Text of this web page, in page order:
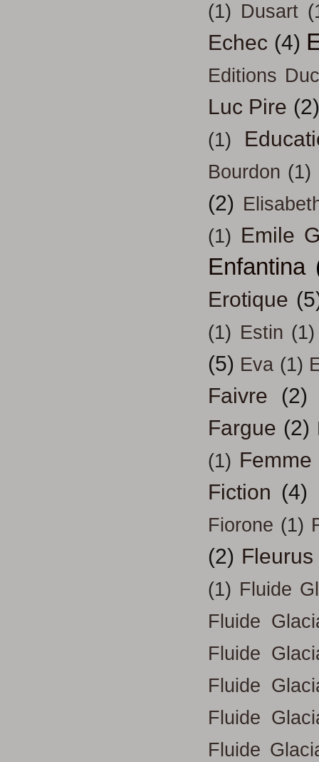
(1) Dusart
Echec (4)
Editions
Luc Pire (2)
(1)
Bourdon (1)
(2)
(1) Emile
Enfantina
Erotique
(1) Estin (1)
(5) Eva (1)
Faivre
(2)
Fargue (2)
(1) Femme
Fiction (4)
Fiorone (1)
(2) Fleurus
(1) Fluide
Fluide
Fluide
Fluide
Fluide
Fluide